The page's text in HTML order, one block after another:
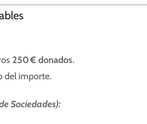
250 € donados.
del importe.
Sociedades):